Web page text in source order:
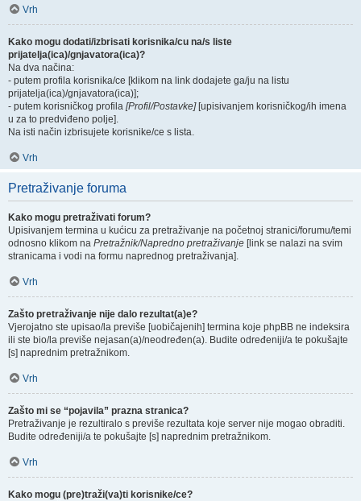
Vrh
Kako mogu dodati/izbrisati korisnika/cu na/s liste
prijatelja(ica)/gnjavatora(ica)?
Na dva načina:
- putem profila korisnika/ce [klikom na link dodajete ga/ju na listu
prijatelja(ica)/gnjavatora(ica)];
- putem korisničkog profila [Profil/Postavke][upisivanjem korisničkog/ih imena
u za to predviđeno polje].
Na isti način izbrisujete korisnike/ce s lista.
Vrh
Pretraživanje foruma
Kako mogu pretraživati forum?
Upisivanjem termina u kućicu za pretraživanje na početnoj stranici/forumu/temi
odnosno klikom na Pretražnik/Napredno pretraživanje [link se nalazi na svim
stranicama i vodi na formu naprednog pretraživanja].
Vrh
Zašto pretraživanje nije dalo rezultat(a)e?
Vjerojatno ste upisao/la previše [uobičajenih] termina koje phpBB ne indeksira
ili ste bio/la previše nejasan(a)/neodređen(a). Budite određeniji/a te pokušajte
[s] naprednim pretražnikom.
Vrh
Zašto mi se “pojavila” prazna stranica?
Pretraživanje je rezultiralo s previše rezultata koje server nije mogao obraditi.
Budite određeniji/a te pokušajte [s] naprednim pretražnikom.
Vrh
Kako mogu (pre)traži(va)ti korisnike/ce?